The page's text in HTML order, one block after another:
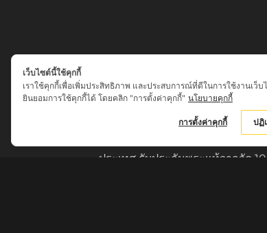
เสน่ห์เครื่องราง ของขลัง
ศูนย์รวมพระเครื่อง วัตถุมงคล พระ
ประเทศ รับประกันพระแท้จากวัด
เว็บไซต์นี้ใช้คุกกี้
เราใช้คุกกี้เพื่อเพิ่มประสิทธิภาพ และประสบการณ์ที่ดีในการใช้งานเว็
ยินยอมการใช้คุกกี้ได้ โดยคลิก "การตั้งค่าคุกกี้" นโยบายคุกกี้
ปฏิ
การตั้งค่าคุกกี้